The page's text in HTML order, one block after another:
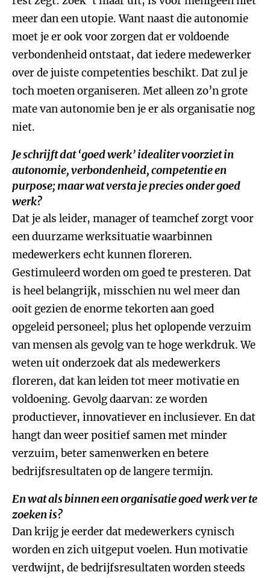
meer dan een utopie. Want naast die autonomie
moet je er ook voor zorgen dat er voldoende
verbondenheid ontstaat, dat iedere medewerker
over de juiste competenties beschikt. Dat zul je
toch moeten organiseren. Met alleen zo’n grote
mate van autonomie ben je er als organisatie nog
niet.
Je schrijft dat ‘goed werk’ idealiter voorziet in
autonomie, verbondenheid, competentie en
purpose; maar wat versta je precies onder goed
werk?
Dat je als leider, manager of teamchef zorgt voor
een duurzame werksituatie waarbinnen
medewerkers echt kunnen floreren.
Gestimuleerd worden om goed te presteren. Dat
is heel belangrijk, misschien nu wel meer dan
ooit gezien de enorme tekorten aan goed
opgeleid personeel; plus het oplopende verzuim
van mensen als gevolg van te hoge werkdruk. We
weten uit onderzoek dat als medewerkers
floreren, dat kan leiden tot meer motivatie en
voldoening. Gevolg daarvan: ze worden
productiever, innovatiever en inclusiever. En dat
hangt dan weer positief samen met minder
verzuim, beter samenwerken en betere
bedrijfsresultaten op de langere termijn.
En wat als binnen een organisatie goed werk ver te
zoeken is?
Dan krijg je eerder dat medewerkers cynisch
worden en zich uitgeput voelen. Hun motivatie
verdwijnt, de bedrijfsresultaten worden steeds